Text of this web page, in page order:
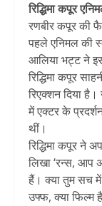
रिद्धिमा कपूर
रणबीर कपूर की
पहले एनिमल की
आलिया भट्ट ने
रिद्धिमा कपूर
रिएक्शन दिया
में एक्टर के
थीं।
रिद्धिमा कपूर ने
लिखा ‘रन्स, आप
हैं। क्या तुम सच
उफ्फ, क्या फिल्म